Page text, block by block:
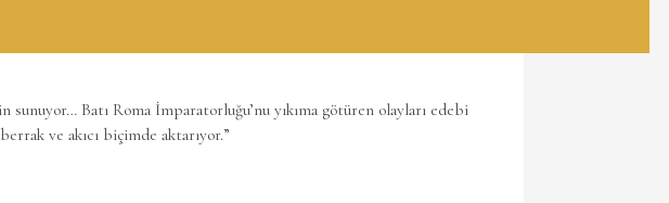
sunuyor… Batı Roma İmparatorluğu’nu yıkıma götüren olayları edebi
ve akıcı biçimde aktarıyor.”